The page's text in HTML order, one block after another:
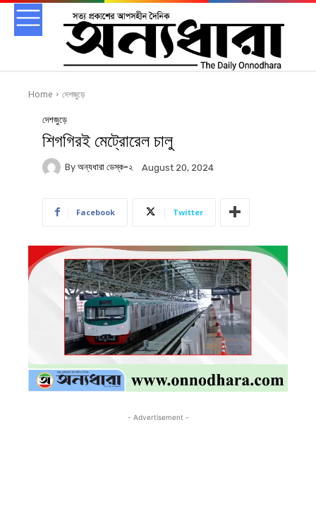
Home দেশজুড়ে
দেশজুড়ে
শিগগিরই মেট্রোরেল চালু
By অন্যধারা ডেস্ক-২ August 20, 2024
Facebook Twitter
- Advertisement -